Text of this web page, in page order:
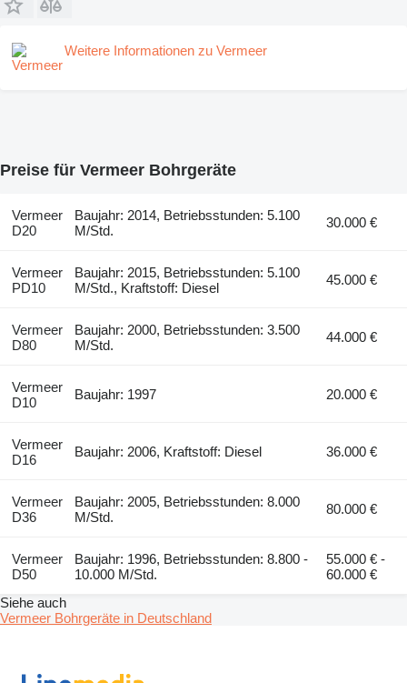
Weitere Informationen zu Vermeer
Preise für Vermeer Bohrgeräte
Vermeer
D20
Baujahr: 2014, Betriebsstunden: 5.100
M/Std.
30.000 €
Vermeer
PD10
Baujahr: 2015, Betriebsstunden: 5.100
M/Std., Kraftstoff: Diesel
45.000 €
Vermeer
D80
Baujahr: 2000, Betriebsstunden: 3.500
M/Std.
44.000 €
Vermeer
D10
Baujahr: 1997 20.000 €
Vermeer
D16
Baujahr: 2006, Kraftstoff: Diesel 36.000 €
Vermeer
D36
Baujahr: 2005, Betriebsstunden: 8.000
M/Std.
80.000 €
Vermeer
D50
Baujahr: 1996, Betriebsstunden: 8.800 -
10.000 M/Std.
55.000 € -
60.000 €
Siehe auch
Vermeer Bohrgeräte in Deutschland